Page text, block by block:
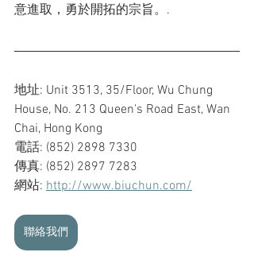
意進取，勇於開拓的宗旨。.
地址: Unit 3513, 35/Floor, Wu Chung
House, No. 213 Queen's Road East, Wan
Chai, Hong Kong
電話: (852) 2898 7330
傳真: (852) 2897 7283
網站: http://www.biuchun.com/
聯絡我們